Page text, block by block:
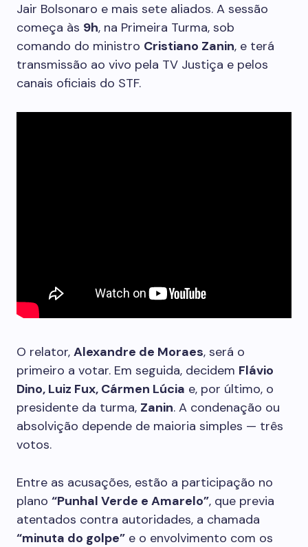
Jair Bolsonaro e mais sete aliados. A sessão
começa às 9h, na Primeira Turma, sob
comando do ministro Cristiano Zanin, e terá
transmissão ao vivo pela TV Justiça e pelos
canais oficiais do STF.
O relator, Alexandre de Moraes, será o
primeiro a votar. Em seguida, decidem Flávio
Dino, Luiz Fux, Cármen Lúcia e, por último, o
presidente da turma, Zanin. A condenação ou
absolvição depende de maioria simples — três
votos.
Entre as acusações, estão a participação no
plano “Punhal Verde e Amarelo”, que previa
atentados contra autoridades, a chamada
“minuta do golpe” e o envolvimento com os